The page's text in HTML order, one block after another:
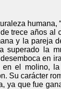
humana,
trece años al
y la pareja
superado la
en
en el molino,
Su carácter
ya que fue